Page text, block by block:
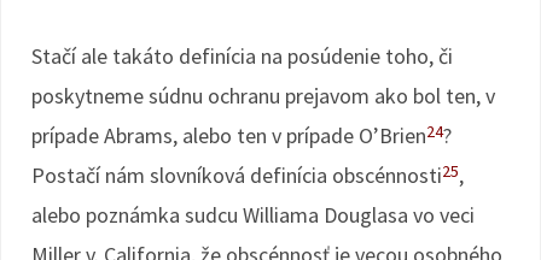
Stačí ale takáto definícia na posúdenie toho, či
poskytneme súdnu ochranu prejavom ako bol ten, v
prípade Abrams, alebo ten v prípade O’Brien24?
Postačí nám slovníková definícia obscénnosti25,
alebo poznámka sudcu Williama Douglasa vo veci